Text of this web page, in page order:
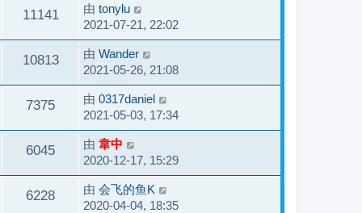
11141 由 tonylu
2021-07-21, 22:02
10813 由 Wander
2021-05-26, 21:08
7375 由 0317daniel
2021-05-03, 17:34
6045 由 韋中
2020-12-17, 15:29
6228 由 会飞的鱼K
2020-04-04, 18:35